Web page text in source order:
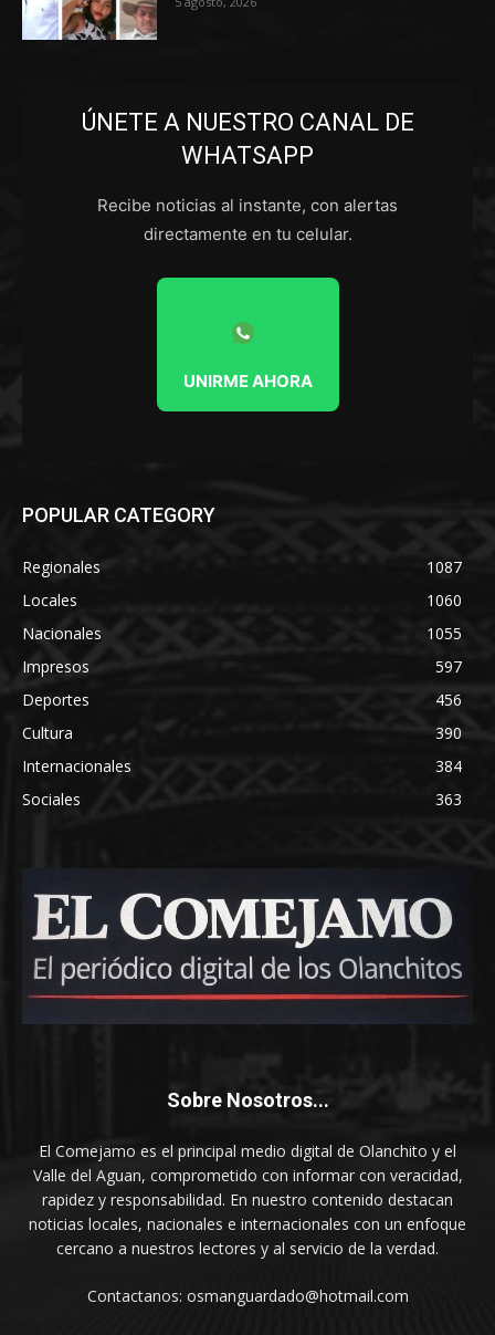
ÚNETE A NUESTRO CANAL DE
WHATSAPP
Recibe noticias al instante, con alertas
directamente en tu celular.
UNIRME AHORA
POPULAR CATEGORY
Regionales
1087
Locales
1060
Nacionales
1055
Impresos
597
Deportes
456
Cultura
390
Internacionales
384
Sociales
363
Sobre Nosotros...
El Comejamo es el principal medio digital de Olanchito y el
Valle del Aguan, comprometido con informar con veracidad,
rapidez y responsabilidad. En nuestro contenido destacan
noticias locales, nacionales e internacionales con un enfoque
cercano a nuestros lectores y al servicio de la verdad.
Contactanos: osmanguardado@hotmail.com